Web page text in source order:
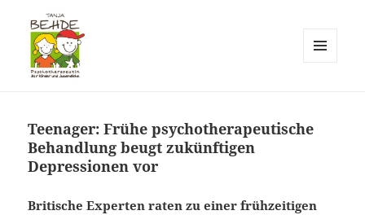
Teenager: Frühe psychotherapeutische
Behandlung beugt zukünftigen
Depressionen vor
Britische Experten raten zu einer frühzeitigen